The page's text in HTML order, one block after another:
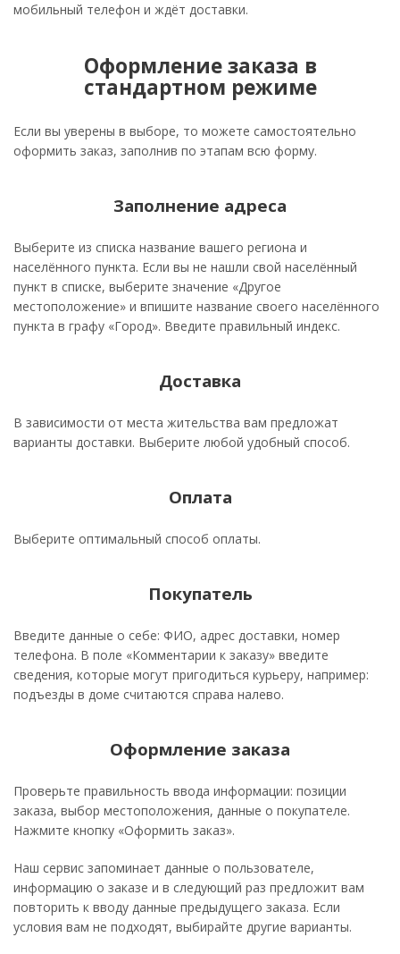
мобильный телефон и ждёт доставки.
Оформление заказа в
стандартном режиме
Если вы уверены в выборе, то можете самостоятельно
оформить заказ, заполнив по этапам всю форму.
Заполнение адреса
Выберите из списка название вашего региона и
населённого пункта. Если вы не нашли свой населённый
пункт в списке, выберите значение «Другое
местоположение» и впишите название своего населённого
пункта в графу «Город». Введите правильный индекс.
Доставка
В зависимости от места жительства вам предложат
варианты доставки. Выберите любой удобный способ.
Оплата
Выберите оптимальный способ оплаты.
Покупатель
Введите данные о себе: ФИО, адрес доставки, номер
телефона. В поле «Комментарии к заказу» введите
сведения, которые могут пригодиться курьеру, например:
подъезды в доме считаются справа налево.
Оформление заказа
Проверьте правильность ввода информации: позиции
заказа, выбор местоположения, данные о покупателе.
Нажмите кнопку «Оформить заказ».
Наш сервис запоминает данные о пользователе,
информацию о заказе и в следующий раз предложит вам
повторить к вводу данные предыдущего заказа. Если
условия вам не подходят, выбирайте другие варианты.